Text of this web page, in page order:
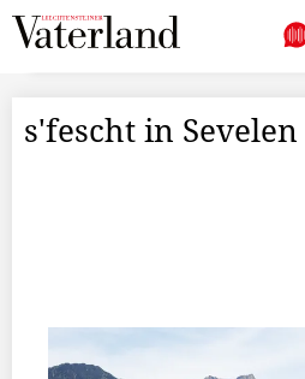
s'fescht in Sevelen